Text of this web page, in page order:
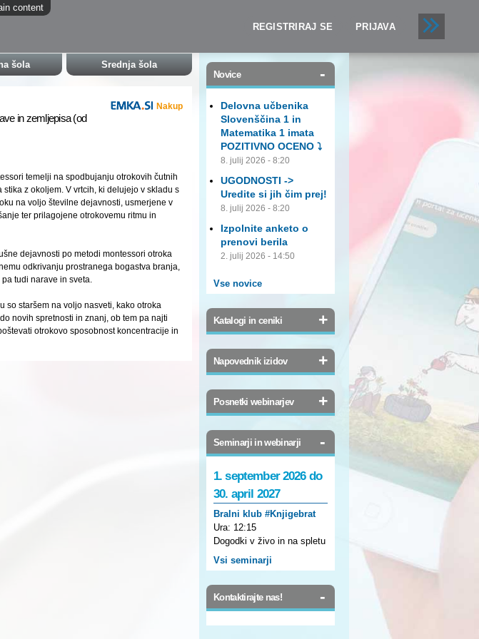
content
REGISTRIRAJ SE
PRIJAVA
šola Srednja šola
Nakup
in zemljepisa (od
temelji na spodbujanju otrokovih čutnih
stika z okoljem. V vrtcih, ki delujejo v skladu s
na voljo številne dejavnosti, usmerjene v
ter prilagojene otrokovemu ritmu in
dejavnosti po metodi montessori otroka
odkrivanju prostranega bogastva branja,
tudi narave in sveta.
so staršem na voljo nasveti, kako otroka
novih spretnosti in znanj, ob tem pa najti
otrokovo sposobnost koncentracije in
Novice -
Delovna učbenika
Slovenščina 1 in
Matematika 1 imata
POZITIVNO OCENO ⤵️
8. julij 2026 - 8:20
UGODNOSTI ->
Uredite si jih čim prej!
8. julij 2026 - 8:20
Izpolnite anketo o
prenovi berila
2. julij 2026 - 14:50
Vse novice
Katalogi in ceniki +
Napovednik izidov +
Posnetki webinarjev +
Seminarji in webinarji -
1. september 2026 do
30. april 2027
Bralni klub #Knjigebrat
Ura: 12:15
Dogodki v živo in na spletu
Vsi seminarji
Kontaktirajte nas! -